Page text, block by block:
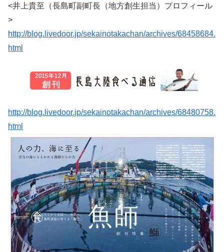
<井上貴至（長島町副町長（地方創生担当）プロフィール
>
http://blog.livedoor.jp/sekainotakachan/archives/68458684.
html
http://blog.livedoor.jp/sekainotakachan/archives/68480758.
html